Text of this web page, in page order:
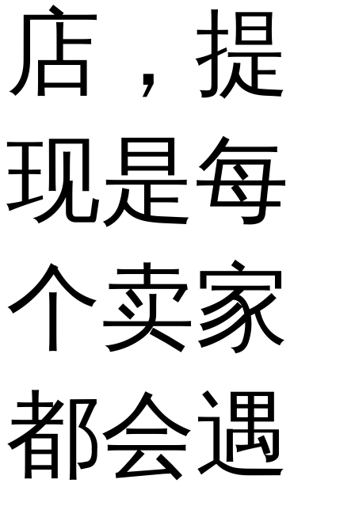
店，提
现是每
个卖家
都会遇